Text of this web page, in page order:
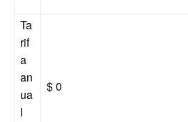
Ta
rif
a
an
ua
l
$ 0